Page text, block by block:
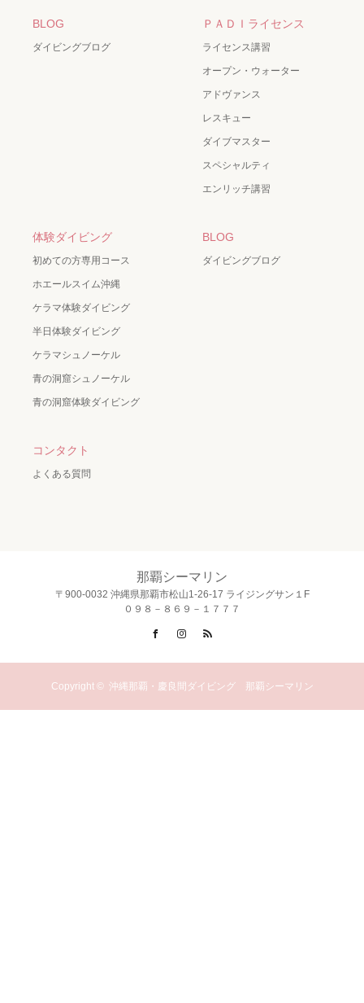
BLOG
ダイビングブログ
ＰＡＤＩライセンス
ライセンス講習
オープン・ウォーター
アドヴァンス
レスキュー
ダイブマスター
スペシャルティ
エンリッチ講習
体験ダイビング
初めての方専用コース
ホエールスイム沖縄
ケラマ体験ダイビング
半日体験ダイビング
ケラマシュノーケル
青の洞窟シュノーケル
青の洞窟体験ダイビング
BLOG
ダイビングブログ
コンタクト
よくある質問
那覇シーマリン
〒900-0032 沖縄県那覇市松山1-26-17 ライジングサン１F
０９８－８６９－１７７７
FacebookInstagram
Copyright © 沖縄那覇・慶良間ダイビング 那覇シーマリン